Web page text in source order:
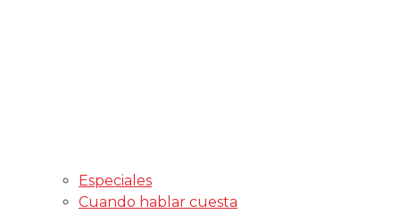
Especiales
Cuando hablar cuesta